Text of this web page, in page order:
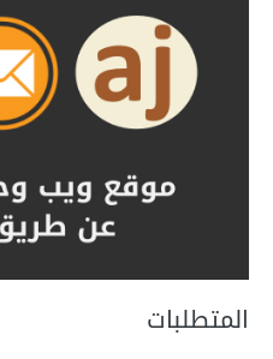
المتطلبات